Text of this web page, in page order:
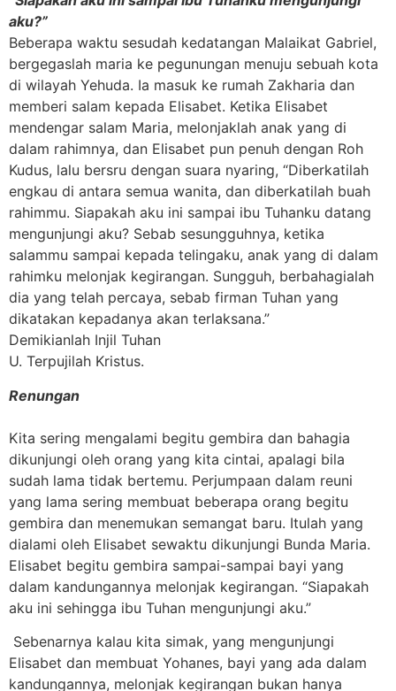
aku?”
Beberapa waktu sesudah kedatangan Malaikat Gabriel,
bergegaslah maria ke pegunungan menuju sebuah kota
di wilayah Yehuda. Ia masuk ke rumah Zakharia dan
memberi salam kepada Elisabet. Ketika Elisabet
mendengar salam Maria, melonjaklah anak yang di
dalam rahimnya, dan Elisabet pun penuh dengan Roh
Kudus, lalu bersru dengan suara nyaring, “Diberkatilah
engkau di antara semua wanita, dan diberkatilah buah
rahimmu. Siapakah aku ini sampai ibu Tuhanku datang
mengunjungi aku? Sebab sesungguhnya, ketika
salammu sampai kepada telingaku, anak yang di dalam
rahimku melonjak kegirangan. Sungguh, berbahagialah
dia yang telah percaya, sebab firman Tuhan yang
dikatakan kepadanya akan terlaksana.”
Demikianlah Injil Tuhan
U. Terpujilah Kristus.
Renungan
Kita sering mengalami begitu gembira dan bahagia
dikunjungi oleh orang yang kita cintai, apalagi bila
sudah lama tidak bertemu. Perjumpaan dalam reuni
yang lama sering membuat beberapa orang begitu
gembira dan menemukan semangat baru. Itulah yang
dialami oleh Elisabet sewaktu dikunjungi Bunda Maria.
Elisabet begitu gembira sampai-sampai bayi yang
dalam kandungannya melonjak kegirangan. “Siapakah
aku ini sehingga ibu Tuhan mengunjungi aku.”
Sebenarnya kalau kita simak, yang mengunjungi
Elisabet dan membuat Yohanes, bayi yang ada dalam
kandungannya, melonjak kegirangan bukan hanya